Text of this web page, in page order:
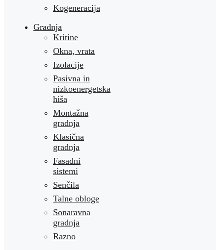
Kogeneracija
Gradnja
Kritine
Okna, vrata
Izolacije
Pasivna in
nizkoenergetska
hiša
Montažna
gradnja
Klasična
gradnja
Fasadni
sistemi
Senčila
Talne obloge
Sonaravna
gradnja
Razno